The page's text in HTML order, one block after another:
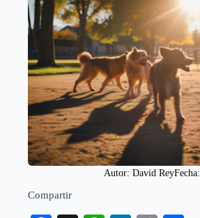
Autor: David ReyFecha:
Compartir